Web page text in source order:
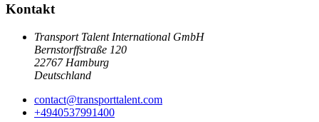
Kontakt
Transport Talent International GmbH
Bernstorffstraße 120
22767 Hamburg
Deutschland
contact@transporttalent.com
+4940537991400